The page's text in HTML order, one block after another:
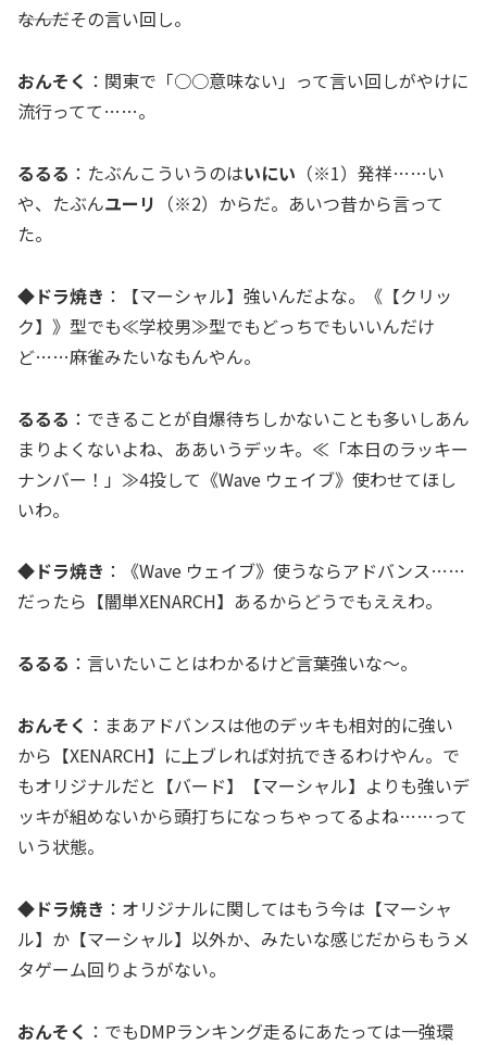
―――なんだその言い回し。
おんそく ：関東で「○○意味ない」って言い回しがやけに
流行ってて……。
るるる ：たぶんこういうのはいにい （※1）発祥……い
や、たぶんユーリ （※2）からだ。あいつ昔から言って
た。
◆ドラ焼き ：【マーシャル】強いんだよな。《【クリッ
ク】》型でも≪学校男≫型でもどっちでもいいんだけ
ど……麻雀みたいなもんやん。
るるる ：できることが自爆待ちしかないことも多いしあん
まりよくないよね、ああいうデッキ。≪「本日のラッキー
ナンバー！」≫4投して《Wave ウェイブ》使わせてほし
いわ。
◆ドラ焼き ：《Wave ウェイブ》使うならアドバンス……
だったら【闇単XENARCH】あるからどうでもええわ。
るるる ：言いたいことはわかるけど言葉強いな～。
おんそく ：まあアドバンスは他のデッキも相対的に強い
から【XENARCH】に上ブレれば対抗できるわけやん。で
もオリジナルだと【バード】【マーシャル】よりも強いデ
ッキが組めないから頭打ちになっちゃってるよね……って
いう状態。
◆ドラ焼き ：オリジナルに関してはもう今は【マーシャ
ル】か【マーシャル】以外か、みたいな感じだからもうメ
タゲーム回りようがない。
おんそく ：でもDMPランキング走るにあたっては一強環